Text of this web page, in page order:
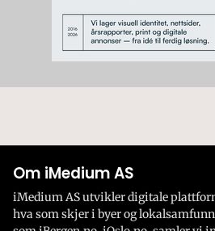
Om iMedium AS
iMedium AS utvikler digitale
hva som skjer i byer og